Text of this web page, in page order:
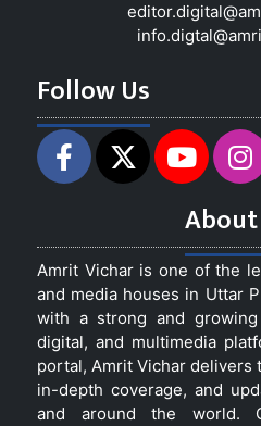
Follow Us
Amrit Vichar is one of the
and media houses in Uttar
with a strong and
digital, and multimedia
portal, Amrit Vichar delivers
in-depth coverage, and
and around the world.